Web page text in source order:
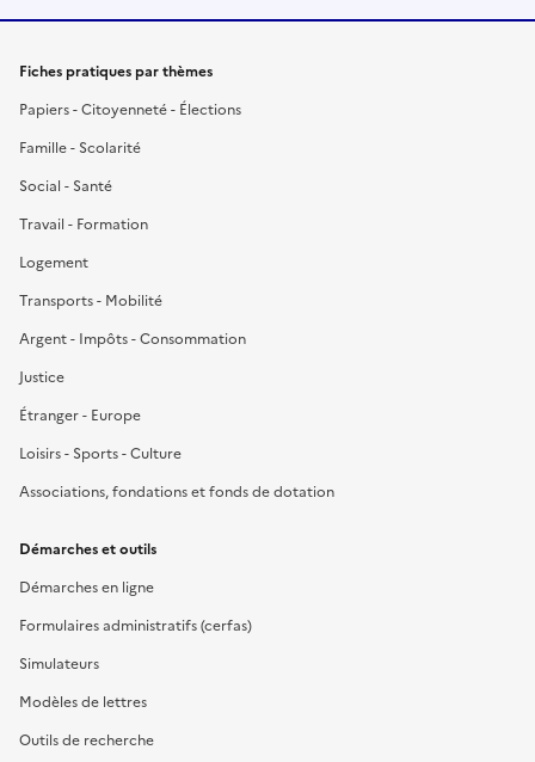
Fiches pratiques par thèmes
Papiers - Citoyenneté - Élections
Famille - Scolarité
Social - Santé
Travail - Formation
Logement
Transports - Mobilité
Argent - Impôts - Consommation
Justice
Étranger - Europe
Loisirs - Sports - Culture
Associations, fondations et fonds de dotation
Démarches et outils
Démarches en ligne
Formulaires administratifs (cerfas)
Simulateurs
Modèles de lettres
Outils de recherche